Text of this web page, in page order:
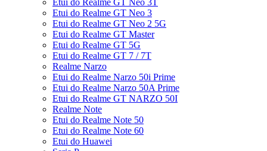
Etui do Realme GT Neo 3T
Etui do Realme GT Neo 3
Etui do Realme GT Neo 2 5G
Etui do Realme GT Master
Etui do Realme GT 5G
Etui do Realme GT 7 / 7T
Realme Narzo
Etui do Realme Narzo 50i Prime
Etui do Realme Narzo 50A Prime
Etui do Realme GT NARZO 50I
Realme Note
Etui do Realme Note 50
Etui do Realme Note 60
Etui do Huawei